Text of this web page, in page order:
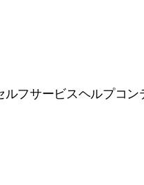
フサービスヘルプコン